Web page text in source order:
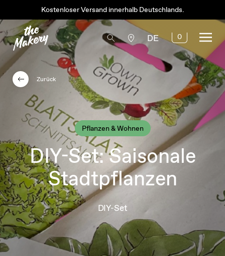
Kostenloser Versand innerhalb Deutschlands.
DE 0
Pflanzen & Wohnen
DIY-Set: Saisonale
Stadtpflanzen
DIY-Set
Zurück